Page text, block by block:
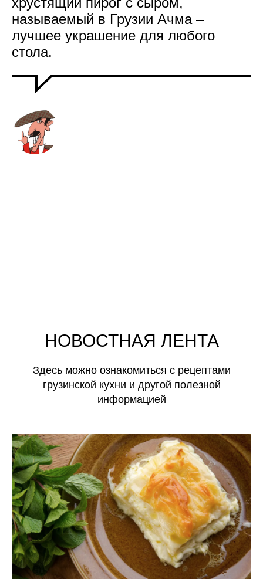
называемый в Грузии Ачма –
лучшее украшение для любого
стола.
НОВОСТНАЯ ЛЕНТА
Здесь можно ознакомиться с рецептами
грузинской кухни и другой полезной
информацией